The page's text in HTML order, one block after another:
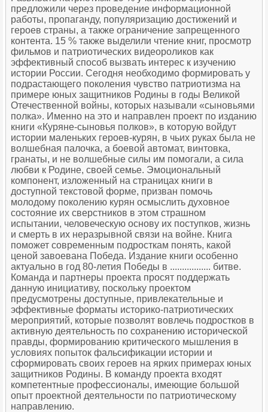
предложили через проведение информационной
работы, пропаганду, популяризацию достижений и
героев страны, а также ограничение запрещенного
контента. 15 % также выделили чтение книг, просмотр
фильмов и патриотических видеороликов как
эффективный способ вызвать интерес к изучению
истории России. Сегодня необходимо формировать у
подрастающего поколения чувство патриотизма на
примере юных защитников Родины в годы Великой
Отечественной войны, которых называли «сыновьями
полка». Именно на это и направлен проект по изданию
книги «Куряне-сыновья полков», в которую войдут
истории маленьких героев-курян, в чьих руках была не
волшебная палочка, а боевой автомат, винтовка,
гранаты, и не волшебные силы им помогали, а сила
любви к Родине, своей семье. Эмоциональный
компонент, изложенный на страницах книги в
доступной текстовой форме, призван помочь
молодому поколению курян осмыслить духовное
состояние их сверстников в этом страшном
испытании, человеческую основу их поступков, жизнь
и смерть в их неразрывной связи на войне. Книга
поможет современным подросткам понять, какой
ценой завоевана Победа. Издание книги особенно
актуально в год 80-летия Победы в ................. битве.
Команда и партнеры проекта просят поддержать
данную инициативу, поскольку проектом
предусмотрены доступные, привлекательные и
эффективные форматы историко-патриотических
мероприятий, которые позволят вовлечь подростков в
активную деятельность по сохранению исторической
правды, формированию критического мышления в
условиях попыток фальсификации истории и
сформировать своих героев на ярких примерах юных
защитников Родины. В команду проекта входят
компетентные профессионалы, имеющие большой
опыт проектной деятельности по патриотическому
направлению.